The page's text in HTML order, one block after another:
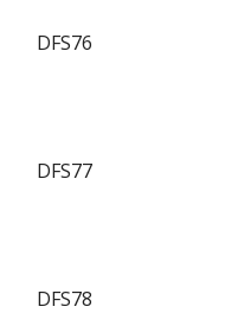
DFS76
DFS77
DFS78